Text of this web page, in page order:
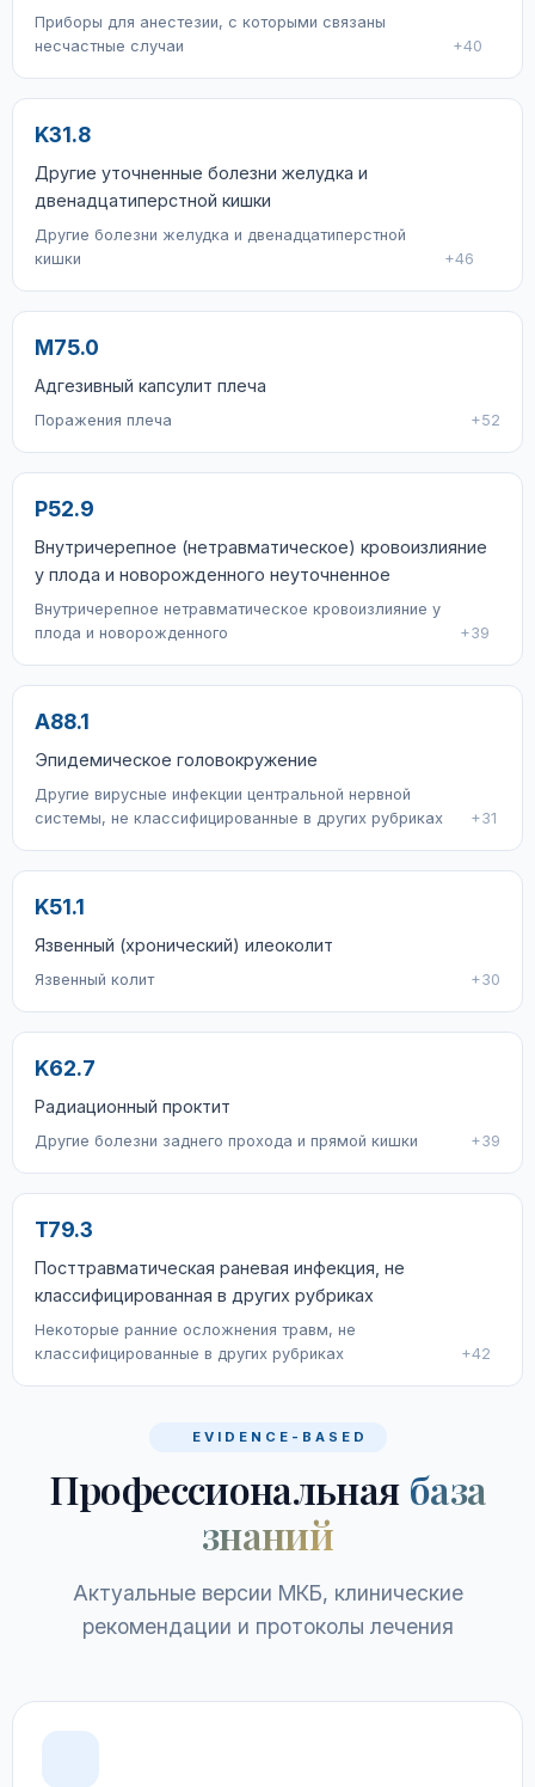
Приборы для анестезии, с которыми связаны
несчастные случаи
+40
K31.8
Другие уточненные болезни желудка и
двенадцатиперстной кишки
Другие болезни желудка и двенадцатиперстной
кишки
+46
M75.0
Адгезивный капсулит плеча
Поражения плеча +52
P52.9
Внутричерепное (нетравматическое) кровоизлияние
у плода и новорожденного неуточненное
Внутричерепное нетравматическое кровоизлияние у
плода и новорожденного
+39
A88.1
Эпидемическое головокружение
Другие вирусные инфекции центральной нервной
системы, не классифицированные в других рубриках
+31
K51.1
Язвенный (хронический) илеоколит
Язвенный колит +30
K62.7
Радиационный проктит
Другие болезни заднего прохода и прямой кишки +39
T79.3
Посттравматическая раневая инфекция, не
классифицированная в других рубриках
Некоторые ранние осложнения травм, не
классифицированные в других рубриках
+42
EVIDENCE-BASED
Профессиональная база
знаний
Актуальные версии МКБ, клинические
рекомендации и протоколы лечения